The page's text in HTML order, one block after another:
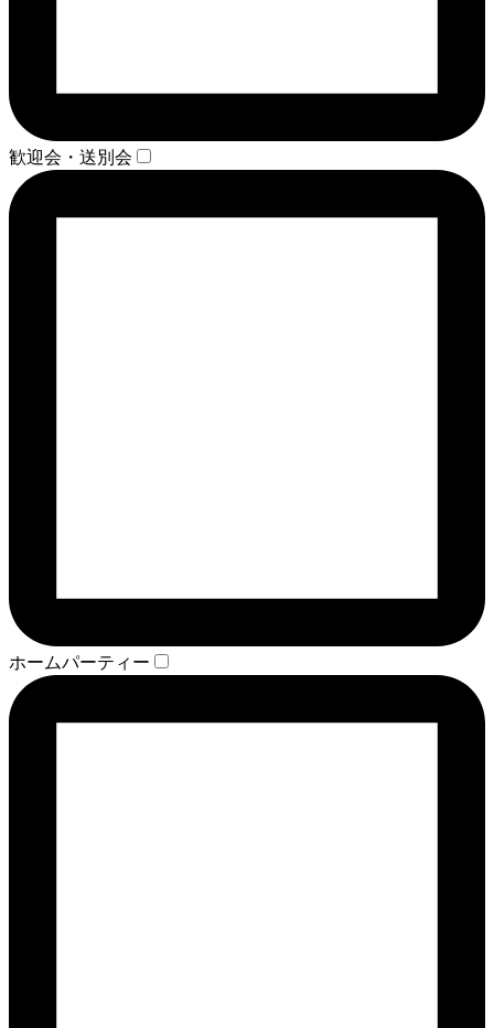
歓迎会・送別会
ホームパーティー